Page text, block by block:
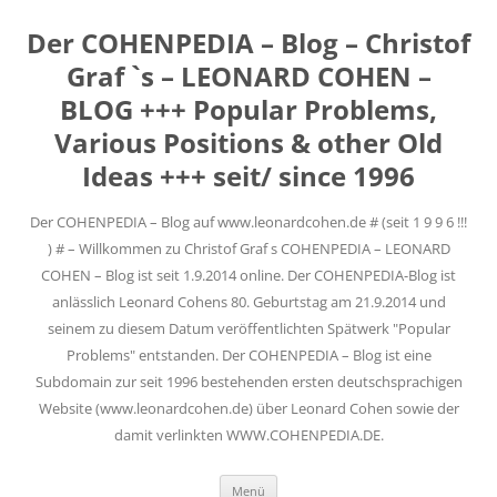
Der COHENPEDIA – Blog – Christof
Graf `s – LEONARD COHEN –
BLOG +++ Popular Problems,
Various Positions & other Old
Ideas +++ seit/ since 1996
Der COHENPEDIA – Blog auf www.leonardcohen.de # (seit 1 9 9 6 !!!
) # – Willkommen zu Christof Graf s COHENPEDIA – LEONARD
COHEN – Blog ist seit 1.9.2014 online. Der COHENPEDIA-Blog ist
anlässlich Leonard Cohens 80. Geburtstag am 21.9.2014 und
seinem zu diesem Datum veröffentlichten Spätwerk "Popular
Problems" entstanden. Der COHENPEDIA – Blog ist eine
Subdomain zur seit 1996 bestehenden ersten deutschsprachigen
Website (www.leonardcohen.de) über Leonard Cohen sowie der
damit verlinkten WWW.COHENPEDIA.DE.
Menü